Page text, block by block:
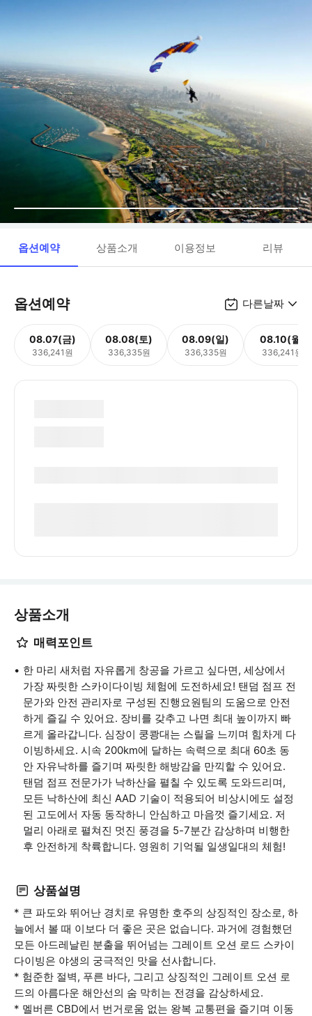
옵션예약 상품소개 이용정보 리뷰
옵션예약 다른날짜
08.07(금)
336,241원
08.08(토)
336,335원
08.09(일)
336,335원
08.10(월)
336,241원
상품소개
매력포인트
한 마리 새처럼 자유롭게 창공을 가르고 싶다면, 세상에서
가장 짜릿한 스카이다이빙 체험에 도전하세요! 탠덤 점프 전
문가와 안전 관리자로 구성된 진행요원팀의 도움으로 안전
하게 즐길 수 있어요. 장비를 갖추고 나면 최대 높이까지 빠
르게 올라갑니다. 심장이 쿵쾅대는 스릴을 느끼며 힘차게 다
이빙하세요. 시속 200km에 달하는 속력으로 최대 60초 동
안 자유낙하를 즐기며 짜릿한 해방감을 만끽할 수 있어요.
탠덤 점프 전문가가 낙하산을 펼칠 수 있도록 도와드리며,
모든 낙하산에 최신 AAD 기술이 적용되어 비상시에도 설정
된 고도에서 자동 동작하니 안심하고 마음껏 즐기세요. 저
멀리 아래로 펼쳐진 멋진 풍경을 5-7분간 감상하며 비행한
후 안전하게 착륙합니다. 영원히 기억될 일생일대의 체험!
상품설명
* 큰 파도와 뛰어난 경치로 유명한 호주의 상징적인 장소로, 하
늘에서 볼 때 이보다 더 좋은 곳은 없습니다. 과거에 경험했던
모든 아드레날린 분출을 뛰어넘는 그레이트 오션 로드 스카이
다이빙은 야생의 궁극적인 맛을 선사합니다.
* 험준한 절벽, 푸른 바다, 그리고 상징적인 그레이트 오션 로
드의 아름다운 해안선의 숨 막히는 전경을 감상하세요.
* 멜버른 CBD에서 번거로움 없는 왕복 교통편을 즐기며 이동